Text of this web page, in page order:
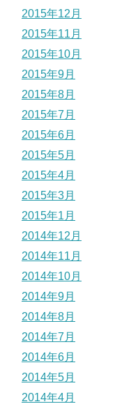
2015年12月
2015年11月
2015年10月
2015年9月
2015年8月
2015年7月
2015年6月
2015年5月
2015年4月
2015年3月
2015年1月
2014年12月
2014年11月
2014年10月
2014年9月
2014年8月
2014年7月
2014年6月
2014年5月
2014年4月